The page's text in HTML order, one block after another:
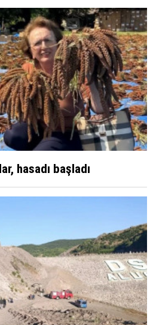
hasadı başladı